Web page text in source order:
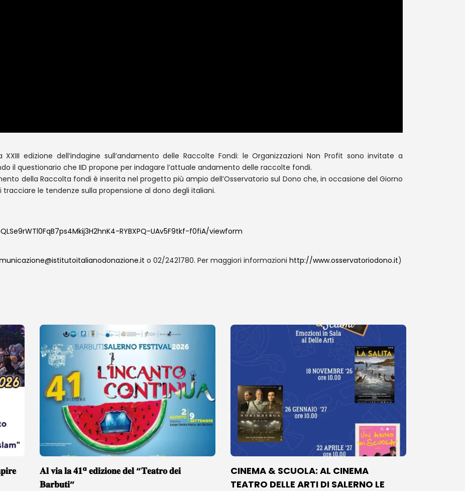
edizione dell’indagine sull’andamento delle Raccolte Fondi: le Organizzazioni Non Profit sono invitate a
il questionario che IID propone per indagare l’attuale andamento delle raccolte fondi.
della Raccolta fondi è inserita nel progetto più ampio dell’Osservatorio sul Dono che, in occasione del Giorno
tracciare le tendenze sulla propensione al dono degli italiani.
RYBXPQ-UAv5F9tkf-f0fiA/viewform
o 02/2421780. Per maggiori informazioni http://www.osservatoriodono.it)
𝐀𝐥 𝐯𝐢𝐚 𝐥𝐚 𝟒𝟏ª 𝐞𝐝𝐢𝐳𝐢𝐨𝐧𝐞 𝐝𝐞𝐥 “𝐓𝐞𝐚𝐭𝐫𝐨 𝐝𝐞𝐢
𝐁𝐚𝐫𝐛𝐮𝐭𝐢”
CINEMA & SCUOLA: AL CINEMA
TEATRO DELLE ARTI DI SALERNO LE